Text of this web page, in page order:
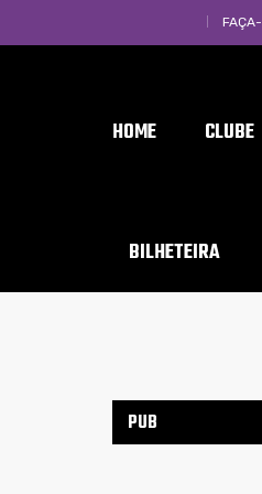
HOME CLUBE
BILHETEIRA
PUB